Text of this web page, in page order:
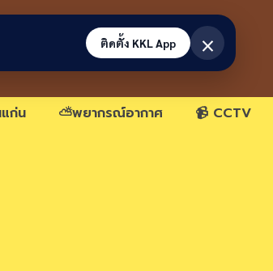
งก์
ก่น ⛅พยากรณ์อากาศ 📹 CCTV
ติดตั้ง KKL App ×